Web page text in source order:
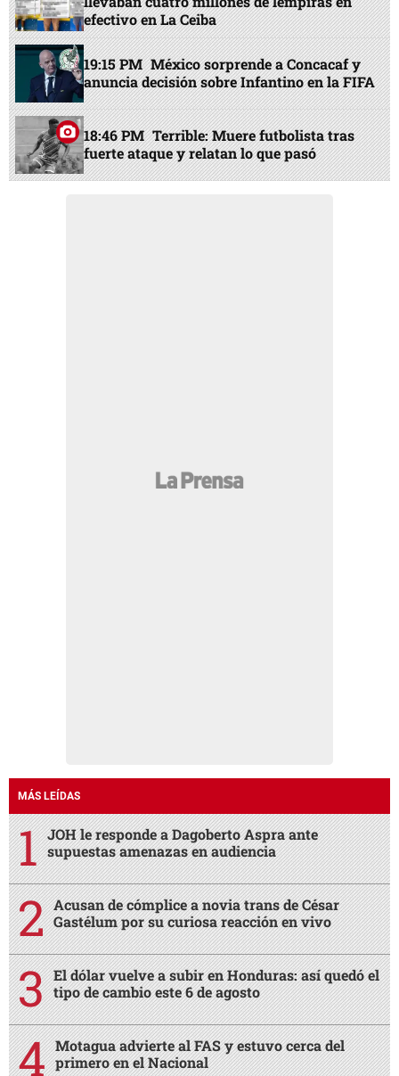
efectivo en La Ceiba
19:15 PM México sorprende a Concacaf y
anuncia decisión sobre Infantino en la FIFA
18:46 PM Terrible: Muere futbolista tras
fuerte ataque y relatan lo que pasó
MÁS LEÍDAS
JOH le responde a Dagoberto Aspra ante
supuestas amenazas en audiencia
Acusan de cómplice a novia trans de César
Gastélum por su curiosa reacción en vivo
El dólar vuelve a subir en Honduras: así quedó el
tipo de cambio este 6 de agosto
Motagua advierte al FAS y estuvo cerca del
primero en el Nacional